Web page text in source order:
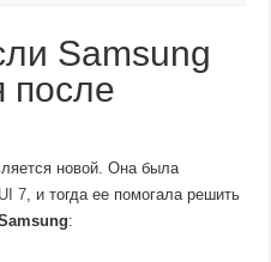
Samsung
после
новой. Она была
7, и тогда ее помогала решить
: